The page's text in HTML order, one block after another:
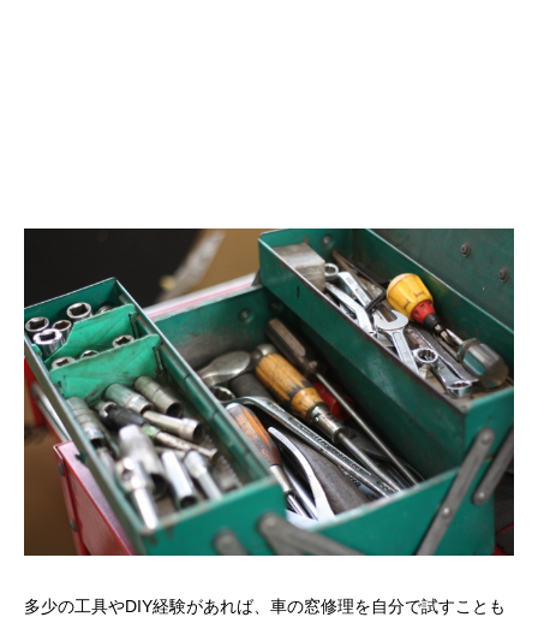
多少の工具やDIY経験があれば、車の窓修理を自分で試すことも